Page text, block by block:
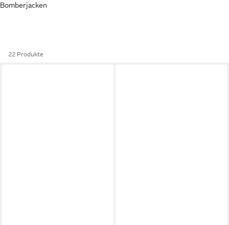
Bomberjacken
22 Produkte